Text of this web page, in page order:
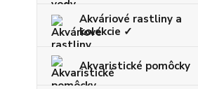
Akváriové rastliny a
kolekcie ✓
Akvaristické pomôcky